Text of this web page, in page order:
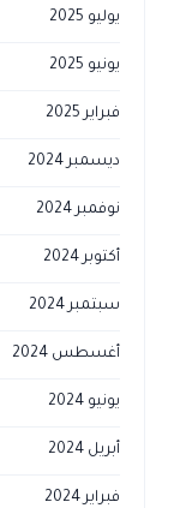
يوليو 2025
يونيو 2025
فبراير 2025
ديسمبر 2024
نوفمبر 2024
أكتوبر 2024
سبتمبر 2024
أغسطس 2024
يونيو 2024
أبريل 2024
فبراير 2024